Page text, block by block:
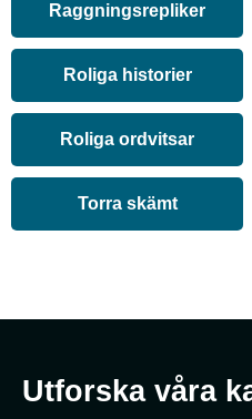
Raggningsrepliker
Roliga historier
Roliga ordvitsar
Torra skämt
Utforska våra